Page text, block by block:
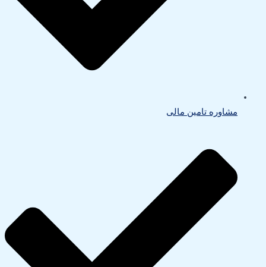
مشاوره تامین مالی